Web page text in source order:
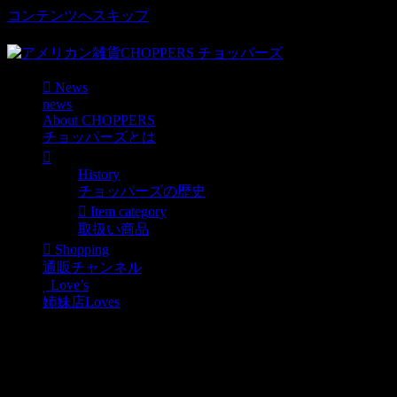
コンテンツへスキップ
News
news
About CHOPPERS
チョッパーズとは
History
チョッパーズの歴史
Item category
取扱い商品
Shopping
通販チャンネル
Love’s
姉妹店Loves